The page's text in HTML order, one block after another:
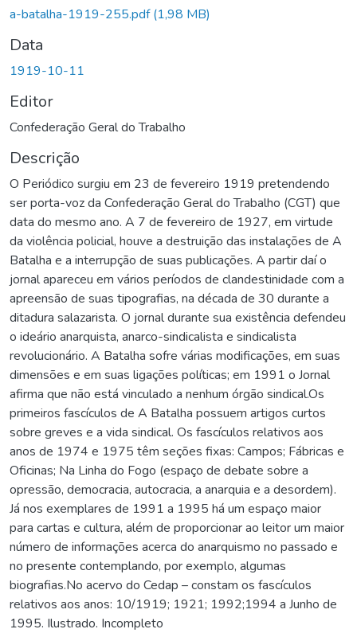
a-batalha-1919-255.pdf(1,98 MB)
Data
1919-10-11
Editor
Confederação Geral do Trabalho
Descrição
O Periódico surgiu em 23 de fevereiro 1919 pretendendo
ser porta-voz da Confederação Geral do Trabalho (CGT) que
data do mesmo ano. A 7 de fevereiro de 1927, em virtude
da violência policial, houve a destruição das instalações de A
Batalha e a interrupção de suas publicações. A partir daí o
jornal apareceu em vários períodos de clandestinidade com a
apreensão de suas tipografias, na década de 30 durante a
ditadura salazarista. O jornal durante sua existência defendeu
o ideário anarquista, anarco-sindicalista e sindicalista
revolucionário. A Batalha sofre várias modificações, em suas
dimensões e em suas ligações políticas; em 1991 o Jornal
afirma que não está vinculado a nenhum órgão sindical.Os
primeiros fascículos de A Batalha possuem artigos curtos
sobre greves e a vida sindical. Os fascículos relativos aos
anos de 1974 e 1975 têm seções fixas: Campos; Fábricas e
Oficinas; Na Linha do Fogo (espaço de debate sobre a
opressão, democracia, autocracia, a anarquia e a desordem).
Já nos exemplares de 1991 a 1995 há um espaço maior
para cartas e cultura, além de proporcionar ao leitor um maior
número de informações acerca do anarquismo no passado e
no presente contemplando, por exemplo, algumas
biografias.No acervo do Cedap – constam os fascículos
relativos aos anos: 10/1919; 1921; 1992;1994 a Junho de
1995. Ilustrado. Incompleto